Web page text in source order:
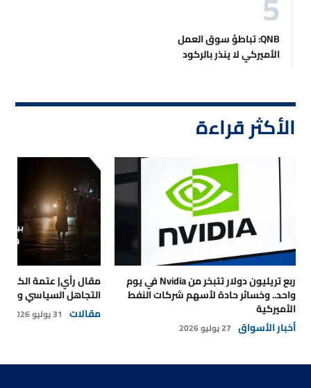
QNB: تباطؤ سوق العمل
الأميركي لا ينذر بالركود
الأكثر قراءة
ربع تريليون دولار تتبخر من Nvidia في يوم
واحد.. وخسائر حادة لأسهم شركات النفط
الأميركية
أخبار الأسواق 27 يوليو 2026
مقال رأي| عتمة
التجاهل السياسي
مقالات 31 يوليو 2026